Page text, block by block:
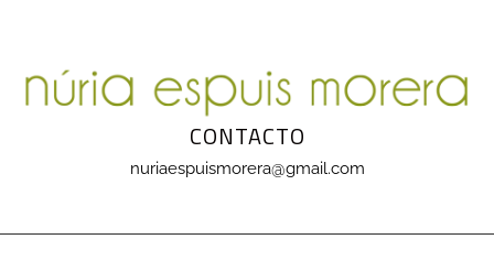
CONTACTO
nuriaespuismorera@gmail.com